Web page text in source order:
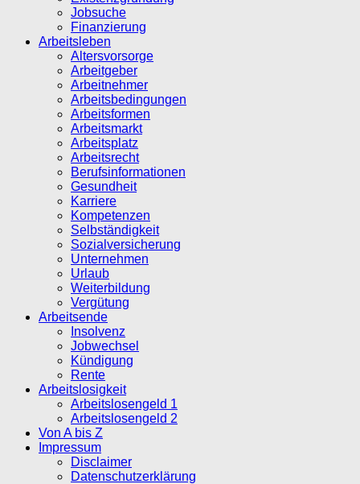
Jobsuche
Finanzierung
Arbeitsleben
Altersvorsorge
Arbeitgeber
Arbeitnehmer
Arbeitsbedingungen
Arbeitsformen
Arbeitsmarkt
Arbeitsplatz
Arbeitsrecht
Berufsinformationen
Gesundheit
Karriere
Kompetenzen
Selbständigkeit
Sozialversicherung
Unternehmen
Urlaub
Weiterbildung
Vergütung
Arbeitsende
Insolvenz
Jobwechsel
Kündigung
Rente
Arbeitslosigkeit
Arbeitslosengeld 1
Arbeitslosengeld 2
Von A bis Z
Impressum
Disclaimer
Datenschutzerklärung